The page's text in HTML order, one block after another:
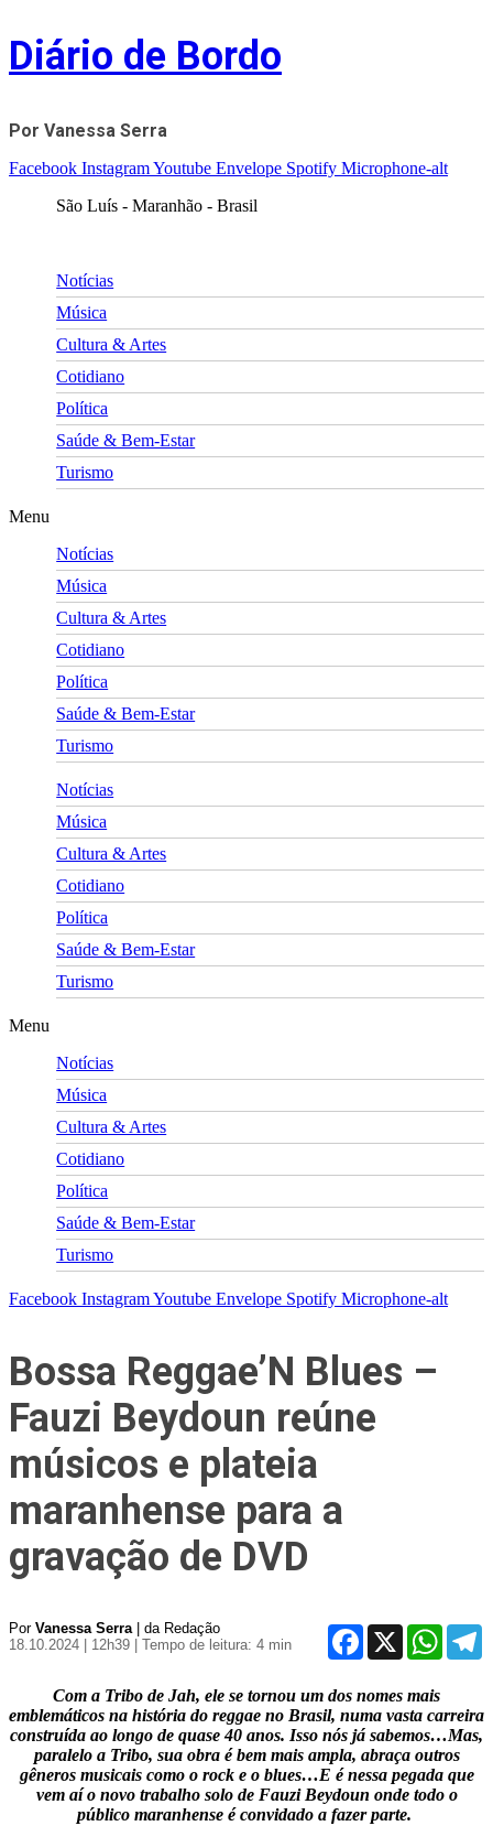
Skip
to
content
Diário de Bordo
Por Vanessa Serra
Facebook InstagramYoutube Envelope Spotify Microphone-alt
São Luís - Maranhão - Brasil
Notícias
Música
Cultura & Artes
Cotidiano
Política
Saúde & Bem-Estar
Turismo
Menu
Notícias
Música
Cultura & Artes
Cotidiano
Política
Saúde & Bem-Estar
Turismo
Notícias
Música
Cultura & Artes
Cotidiano
Política
Saúde & Bem-Estar
Turismo
Menu
Notícias
Música
Cultura & Artes
Cotidiano
Política
Saúde & Bem-Estar
Turismo
Facebook InstagramYoutube Envelope Spotify Microphone-alt
Bossa Reggae’N Blues –
Fauzi Beydoun reúne
músicos e plateia
maranhense para a
gravação de DVD
Por Vanessa Serra| da Redação
18.10.2024 | 12h39
| Tempo de leitura: 4 min
Facebook
X
Com a Tribo de Jah, ele se tornou um dos nomes mais
emblemáticos na história do reggae no Brasil, numa vasta carreira
construída ao longo de quase 40 anos. Isso nós já sabemos…Mas,
paralelo a Tribo, sua obra é bem mais ampla, abraça outros
gêneros musicais como o rock e o blues…E é nessa pegada que
vem aí o novo trabalho solo de Fauzi Beydoun onde todo o
público maranhense é convidado a fazer parte.